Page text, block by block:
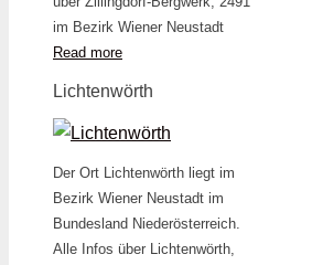
im Bezirk Wiener Neustadt
Read more
Lichtenwörth
Der Ort Lichtenwörth liegt im
Bezirk Wiener Neustadt im
Bundesland Niederösterreich.
Alle Infos über Lichtenwörth,